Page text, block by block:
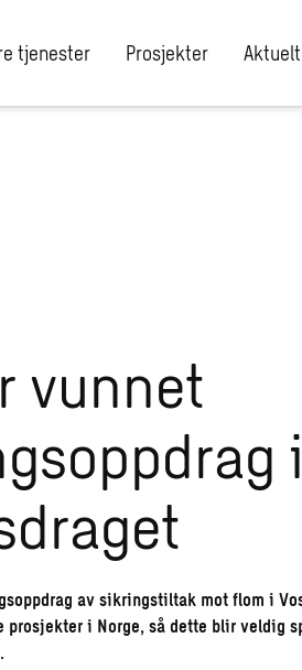
tjenester Prosjekter Aktuelt
vunnet
i
av sikringstiltak mot flom i
prosjekter i Norge, så dette blir veldig